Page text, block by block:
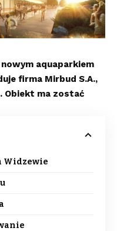
aquaparkiem
firma Mirbud S.A.,
Obiekt ma zostać
Widzewie